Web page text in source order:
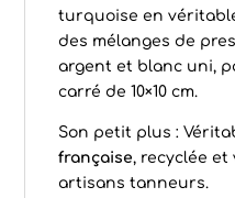
turquoise en
des mélanges de
argent et blanc uni,
carré de 10×10 cm.
Son petit plus :
française, recyclée
artisans tanneurs.